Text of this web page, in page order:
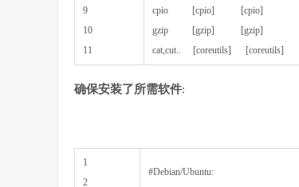
9
10
11
cpio
[cpio] [cpio]
gzip
[gzip] [gzip]
cat,cut.. [coreutils] [coreutils]
确保安装了所需软件:
1
2
#Debian/Ubuntu: